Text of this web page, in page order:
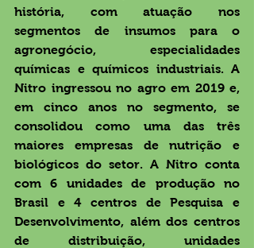
história, com atuação nos
segmentos de insumos para o
agronegócio, especialidades
químicas e químicos industriais. A
Nitro ingressou no agro em 2019 e,
em cinco anos no segmento, se
consolidou como uma das três
maiores empresas de nutrição e
biológicos do setor. A Nitro conta
com 6 unidades de produção no
Brasil e 4 centros de Pesquisa e
Desenvolvimento, além dos centros
de distribuição, unidades